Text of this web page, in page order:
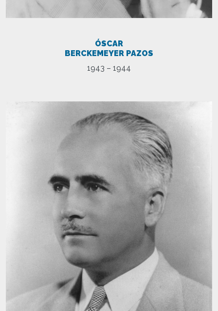
ÓSCAR
BERCKEMEYER PAZOS
1943 – 1944